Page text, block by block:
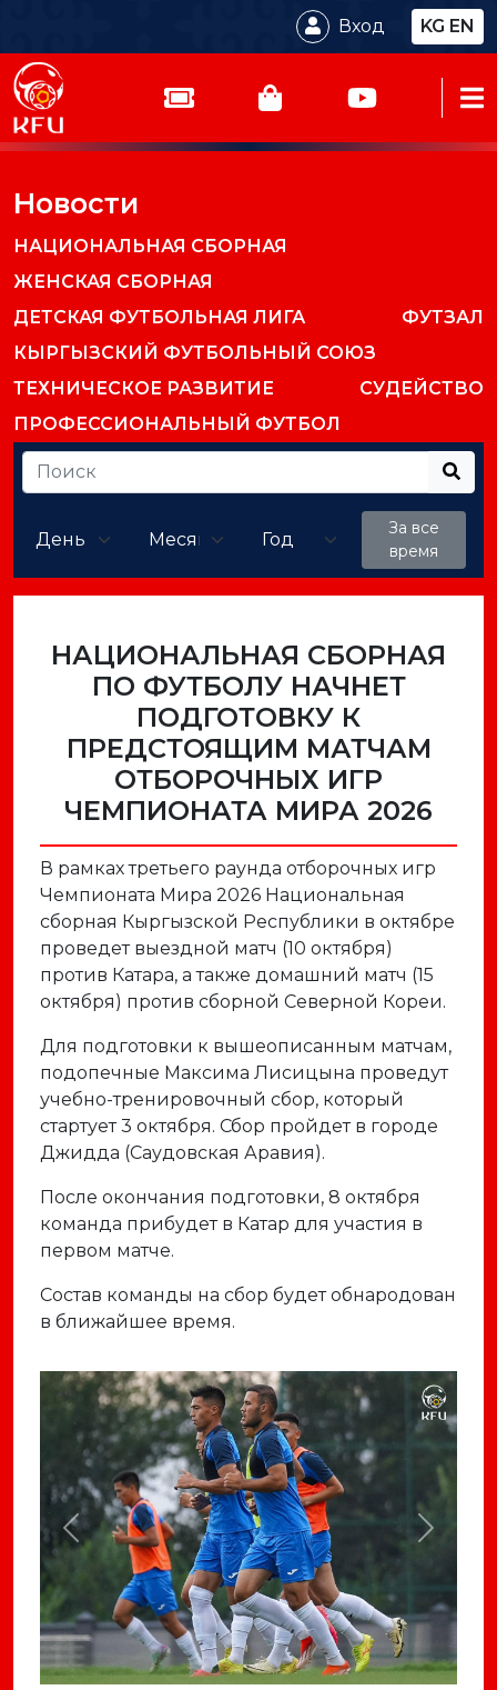
Вход KG EN
Новости
НАЦИОНАЛЬНАЯ СБОРНАЯ
ЖЕНСКАЯ СБОРНАЯ
ДЕТСКАЯ ФУТБОЛЬНАЯ ЛИГА
ФУТЗАЛ
КЫРГЫЗСКИЙ ФУТБОЛЬНЫЙ СОЮЗ
ТЕХНИЧЕСКОЕ РАЗВИТИЕ
СУДЕЙСТВО
ПРОФЕССИОНАЛЬНЫЙ ФУТБОЛ
За все
время
НАЦИОНАЛЬНАЯ СБОРНАЯ
ПО ФУТБОЛУ НАЧНЕТ
ПОДГОТОВКУ К
ПРЕДСТОЯЩИМ МАТЧАМ
ОТБОРОЧНЫХ ИГР
ЧЕМПИОНАТА МИРА 2026
В рамках третьего раунда отборочных игр
Чемпионата Мира 2026 Национальная
сборная Кыргызской Республики в октябре
проведет выездной матч (10 октября)
против Катара, а также домашний матч (15
октября) против сборной Северной Кореи.
Для подготовки к вышеописанным матчам,
подопечные Максима Лисицына проведут
учебно-тренировочный сбор, который
стартует 3 октября. Сбор пройдет в городе
Джидда (Саудовская Аравия).
После окончания подготовки, 8 октября
команда прибудет в Катар для участия в
первом матче.
Состав команды на сбор будет обнародован
в ближайшее время.
Previous Next